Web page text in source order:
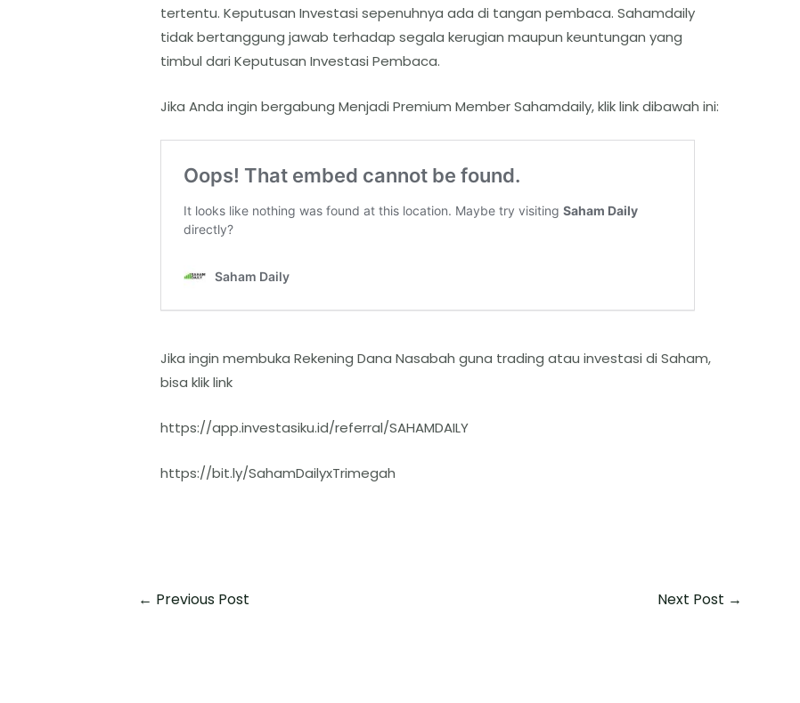
tertentu. Keputusan Investasi sepenuhnya ada di tangan pembaca. Sahamdaily
tidak bertanggung jawab terhadap segala kerugian maupun keuntungan yang
timbul dari Keputusan Investasi Pembaca.
Jika Anda ingin bergabung Menjadi Premium Member Sahamdaily, klik link dibawah ini:
Jika ingin membuka Rekening Dana Nasabah guna trading atau investasi di Saham,
bisa klik link
https://app.investasiku.id/referral/SAHAMDAILY
https://bit.ly/SahamDailyxTrimegah
← Previous Post Next Post →